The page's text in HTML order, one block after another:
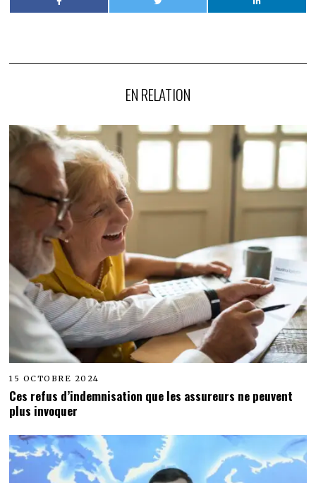
EN RELATION
15 OCTOBRE 2024
Ces refus d’indemnisation que les assureurs ne peuvent
plus invoquer